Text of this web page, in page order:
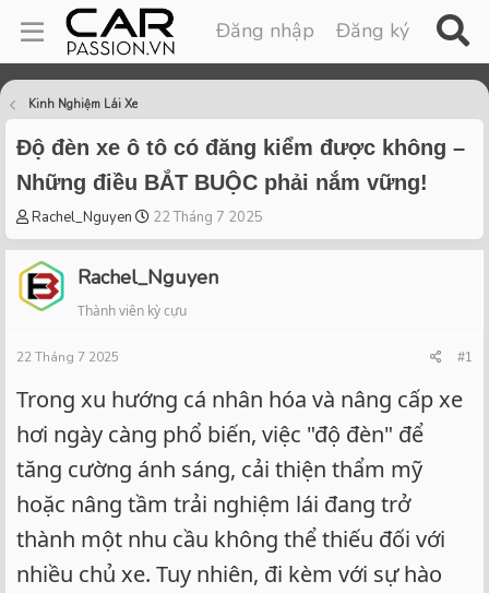
Đăng nhập Đăng ký
Kinh Nghiệm Lái Xe
Độ đèn xe ô tô có đăng kiểm được không –
Những điều BẮT BUỘC phải nắm vững!
T
h
r
e
a
t
r
t
e
r
Rachel_Nguyen
S
t
r
t
d
e
22 Tháng 7 2025
Rachel_Nguyen
Thành viên kỳ cựu
22 Tháng 7 2025 #1
Trong xu hướng cá nhân hóa và nâng cấp xe
hơi ngày càng phổ biến, việc "độ đèn" để
tăng cường ánh sáng, cải thiện thẩm mỹ
hoặc nâng tầm trải nghiệm lái đang trở
thành một nhu cầu không thể thiếu đối với
nhiều chủ xe. Tuy nhiên, đi kèm với sự hào